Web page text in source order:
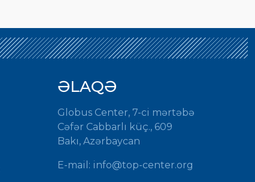
ƏLAQƏ
Globus Center, 7-ci mərtəbə
Cəfər Cabbarlı küç., 609
Bakı, Azərbaycan
E-mail: info@top-center.org